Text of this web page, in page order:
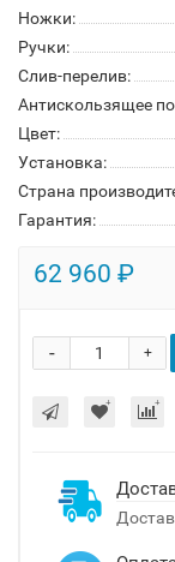
Ножки:
Ручки:
Слив-перелив:
Антискользящее
Цвет:
Установка:
Страна
Гарантия:
62 960 ₽
+
-